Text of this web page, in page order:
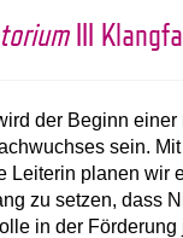
III
der Beginn
sein.
Leiterin planen wir
zu setzen, dass
in der Förderung